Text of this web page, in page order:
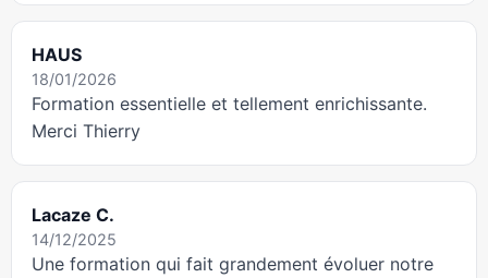
HAUS
18/01/2026
Formation essentielle et tellement enrichissante.
Merci Thierry
Lacaze C.
14/12/2025
Une formation qui fait grandement évoluer notre